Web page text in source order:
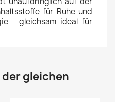
für Ruhe und
- gleichsam ideal für
gleichen